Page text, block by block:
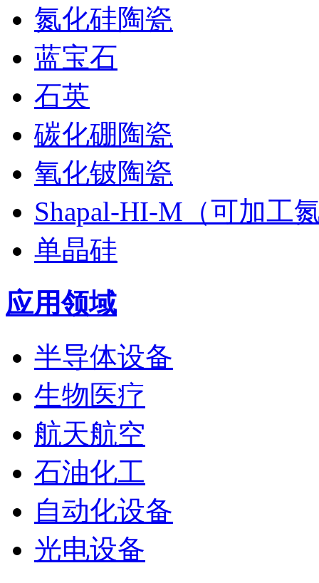
氮化硅陶瓷
蓝宝石
石英
碳化硼陶瓷
氧化铍陶瓷
Shapal-HI-M（可加工
单晶硅
应用领域
半导体设备
生物医疗
航天航空
石油化工
自动化设备
光电设备